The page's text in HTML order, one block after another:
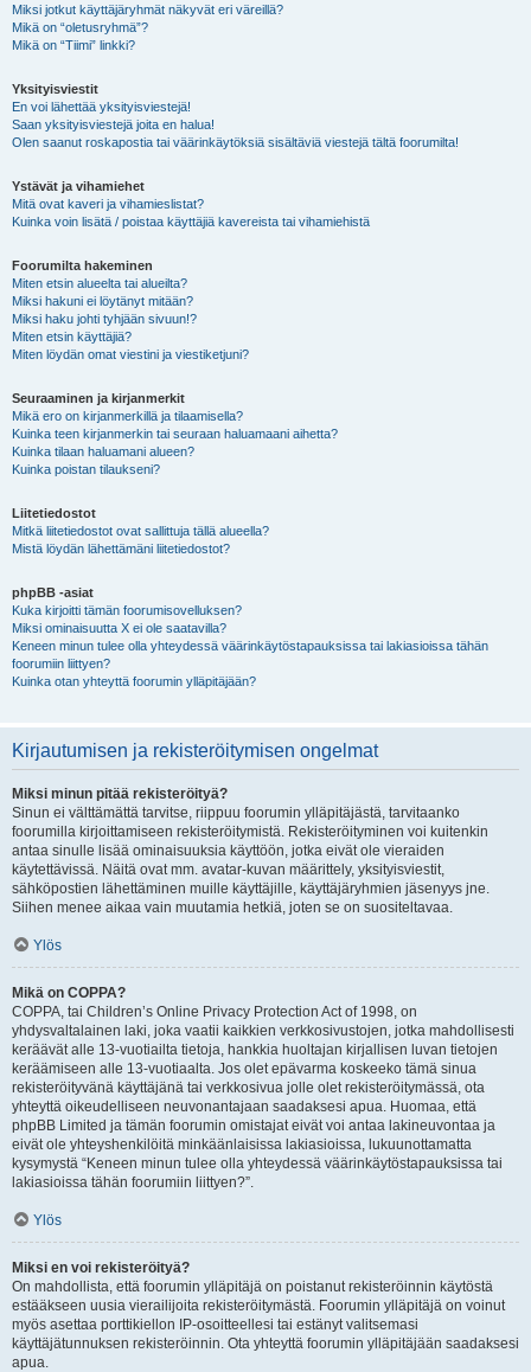
Miksi jotkut käyttäjäryhmät näkyvät eri väreillä?
Mikä on “oletusryhmä”?
Mikä on “Tiimi” linkki?
Yksityisviestit
En voi lähettää yksityisviestejä!
Saan yksityisviestejä joita en halua!
Olen saanut roskapostia tai väärinkäytöksiä sisältäviä viestejä tältä foorumilta!
Ystävät ja vihamiehet
Mitä ovat kaveri ja vihamieslistat?
Kuinka voin lisätä / poistaa käyttäjiä kavereista tai vihamiehistä
Foorumilta hakeminen
Miten etsin alueelta tai alueilta?
Miksi hakuni ei löytänyt mitään?
Miksi haku johti tyhjään sivuun!?
Miten etsin käyttäjiä?
Miten löydän omat viestini ja viestiketjuni?
Seuraaminen ja kirjanmerkit
Mikä ero on kirjanmerkillä ja tilaamisella?
Kuinka teen kirjanmerkin tai seuraan haluamaani aihetta?
Kuinka tilaan haluamani alueen?
Kuinka poistan tilaukseni?
Liitetiedostot
Mitkä liitetiedostot ovat sallittuja tällä alueella?
Mistä löydän lähettämäni liitetiedostot?
phpBB -asiat
Kuka kirjoitti tämän foorumisovelluksen?
Miksi ominaisuutta X ei ole saatavilla?
Keneen minun tulee olla yhteydessä väärinkäytöstapauksissa tai lakiasioissa tähän
foorumiin liittyen?
Kuinka otan yhteyttä foorumin ylläpitäjään?
Kirjautumisen ja rekisteröitymisen ongelmat
Miksi minun pitää rekisteröityä?
Sinun ei välttämättä tarvitse, riippuu foorumin ylläpitäjästä, tarvitaanko
foorumilla kirjoittamiseen rekisteröitymistä. Rekisteröityminen voi kuitenkin
antaa sinulle lisää ominaisuuksia käyttöön, jotka eivät ole vieraiden
käytettävissä. Näitä ovat mm. avatar-kuvan määrittely, yksityisviestit,
sähköpostien lähettäminen muille käyttäjille, käyttäjäryhmien jäsenyys jne.
Siihen menee aikaa vain muutamia hetkiä, joten se on suositeltavaa.
Ylös
Mikä on COPPA?
COPPA, tai Children’s Online Privacy Protection Act of 1998, on
yhdysvaltalainen laki, joka vaatii kaikkien verkkosivustojen, jotka mahdollisesti
keräävät alle 13-vuotiailta tietoja, hankkia huoltajan kirjallisen luvan tietojen
keräämiseen alle 13-vuotiaalta. Jos olet epävarma koskeeko tämä sinua
rekisteröityvänä käyttäjänä tai verkkosivua jolle olet rekisteröitymässä, ota
yhteyttä oikeudelliseen neuvonantajaan saadaksesi apua. Huomaa, että
phpBB Limited ja tämän foorumin omistajat eivät voi antaa lakineuvontaa ja
eivät ole yhteyshenkilöitä minkäänlaisissa lakiasioissa, lukuunottamatta
kysymystä “Keneen minun tulee olla yhteydessä väärinkäytöstapauksissa tai
lakiasioissa tähän foorumiin liittyen?”.
Ylös
Miksi en voi rekisteröityä?
On mahdollista, että foorumin ylläpitäjä on poistanut rekisteröinnin käytöstä
estääkseen uusia vierailijoita rekisteröitymästä. Foorumin ylläpitäjä on voinut
myös asettaa porttikiellon IP-osoitteellesi tai estänyt valitsemasi
käyttäjätunnuksen rekisteröinnin. Ota yhteyttä foorumin ylläpitäjään saadaksesi
apua.